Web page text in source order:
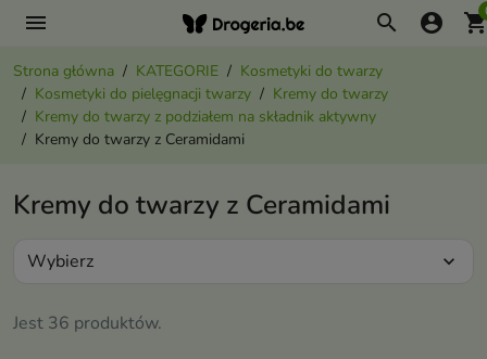
menu search account_circle
Strona główna KATEGORIE
Kosmetyki do twarzy
Kosmetyki do pielęgnacji twarzy
Kremy do twarzy
Kremy do twarzy z podziałem na składnik aktywny
Kremy do twarzy z Ceramidami
Kremy do twarzy z Ceramidami
Jest 36 produktów.
Wybierz expand_more